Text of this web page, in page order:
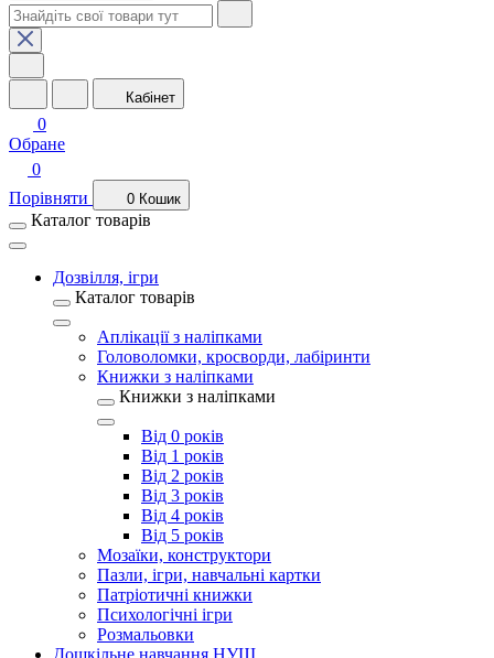
Кабінет
0
Обране
0
Порівняти
0 Кошик
Каталог товарів
Дозвілля, ігри
Каталог товарів
Аплікації з наліпками
Головоломки, кросворди, лабіринти
Книжки з наліпками
Книжки з наліпками
Від 0 років
Від 1 років
Від 2 років
Від 3 років
Від 4 років
Від 5 років
Мозаїки, конструктори
Пазли, ігри, навчальні картки
Патріотичні книжки
Психологічні ігри
Розмальовки
Дошкільне навчання НУШ